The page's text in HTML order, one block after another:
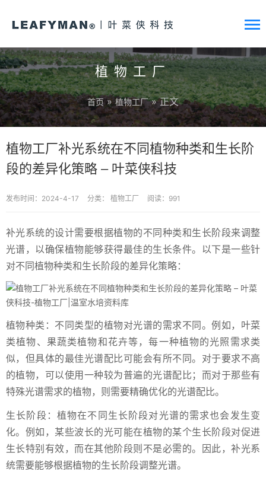
植物工厂
首页 »植物工厂» 正文
植物工厂补光系统在不同植物种类和生长阶
段的差异化策略 – 叶菜侠科技
发布时间：2024-4-17 分类： 植物工厂 阅读：991
补光系统的设计需要根据植物的不同种类和生长阶段来调整
光谱，以确保植物能够获得最佳的生长条件。以下是一些针
对不同植物种类和生长阶段的差异化策略：
植物种类：不同类型的植物对光谱的需求不同。例如，叶菜
类植物、果蔬类植物和花卉等，每一种植物的光照需求类
似，但具体的最佳光谱配比可能会有所不同。对于要求不高
的植物，可以使用一种较为普遍的光谱配比；而对于那些有
特殊光谱需求的植物，则需要精确优化的光谱配比。
生长阶段：植物在不同生长阶段对光谱的需求也会发生变
化。例如，某些波长的光可能在植物的某个生长阶段对促进
生长特别有效，而在其他阶段则不是必需的。因此，补光系
统需要能够根据植物的生长阶段调整光谱。